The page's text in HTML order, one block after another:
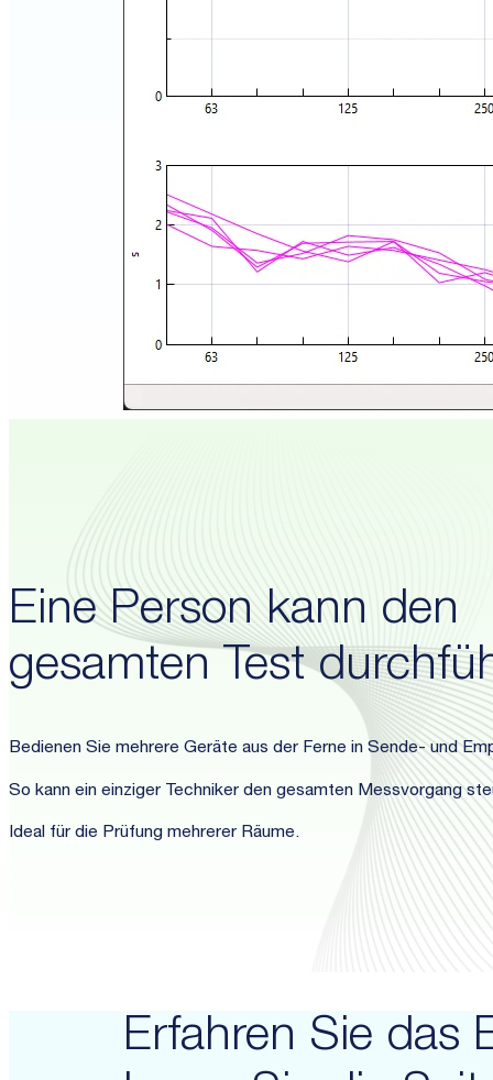
Eine Person kann den
gesamten Test
Bedienen Sie mehrere Geräte aus der Ferne in Sende- und
So kann ein einziger Techniker den gesamten Messvorgang
Ideal für die Prüfung mehrerer Räume.
Erfahren Sie das